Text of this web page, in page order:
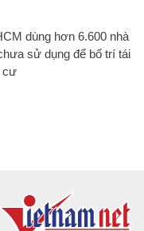
dùng hơn 6.600 nhà
sử dụng để bố trí tái
cư